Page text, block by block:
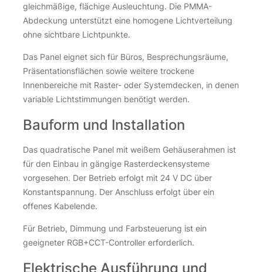
inkl. 19 % MwSt. zzgl. Versandkosten
Nicht vorrätig
gleichmäßige, flächige Ausleuchtung. Die PMMA-
Abdeckung unterstützt eine homogene Lichtverteilung
ohne sichtbare Lichtpunkte.
Das Panel eignet sich für Büros, Besprechungsräume,
Präsentationsflächen sowie weitere trockene
Innenbereiche mit Raster- oder Systemdecken, in denen
variable Lichtstimmungen benötigt werden.
Bauform und Installation
Das quadratische Panel mit weißem Gehäuserahmen ist
für den Einbau in gängige Rasterdeckensysteme
vorgesehen. Der Betrieb erfolgt mit 24 V DC über
Konstantspannung. Der Anschluss erfolgt über ein
offenes Kabelende.
Für Betrieb, Dimmung und Farbsteuerung ist ein
geeigneter RGB+CCT-Controller erforderlich.
Elektrische Ausführung und